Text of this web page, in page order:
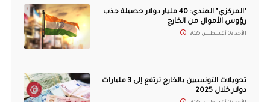
"المركزي" الهندي: 40 مليار دولار حصيلة جذب
رؤوس الأموال من الخارج
الأحد 02 أغسطس 2026
تحويلات التونسيين بالخارج ترتفع إلى 3 مليارات
دولار خلال 2025